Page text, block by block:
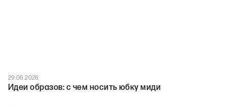
29.06.2026
Идеи образов: с чем носить юбку миди